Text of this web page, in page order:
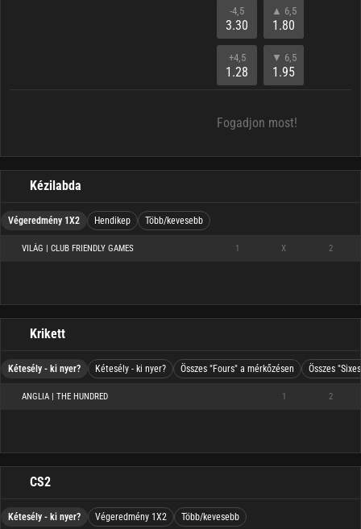
-4,5
3.30
+4,5
1.28
▲ 6,5
1.80
▼ 6,5
1.95
Fogadjon most!
Kézilabda
Végeredmény 1X2 Hendikep Több/kevesebb
VILÁG | CLUB FRIENDLY GAMES 1 X 2
Krikett
Kétesély - ki nyer? Kétesély - ki nyer? Összes "Fours" a mérkőzésen Összes
ANGLIA | THE HUNDRED 1 2
CS2
Kétesély - ki nyer? Végeredmény 1X2 Több/kevesebb